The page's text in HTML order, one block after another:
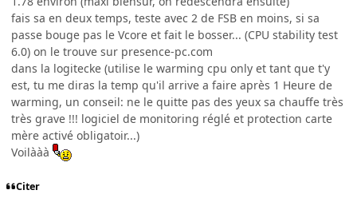
fais sa en deux temps, teste avec 2 de FSB en moins, si sa
passe bouge pas le Vcore et fait le bosser... (CPU stability test
6.0) on le trouve sur presence-pc.com
dans la logitecke (utilise le warming cpu only et tant que t'y
est, tu me diras la temp qu'il arrive a faire après 1 Heure de
warming, un conseil: ne le quitte pas des yeux sa chauffe très
très grave !!! logiciel de monitoring réglé et protection carte
mère activé obligatoir...)
Voilààà
Citer